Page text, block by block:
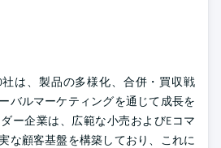
は、製品の多様化、合併・買収戦
バルマーケティングを通じて成長を
ー企業は、広範な小売およびEコマ
な顧客基盤を構築しており、これに